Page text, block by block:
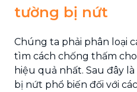
tường bị nứt
Chúng ta phải phân loại
tìm cách chống thấm
hiệu quả nhất. Sau đây
bị nứt phổ biến đối với